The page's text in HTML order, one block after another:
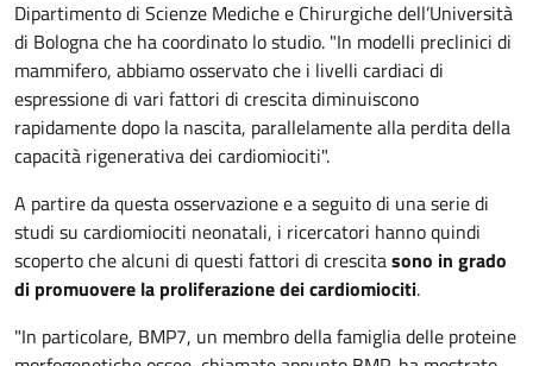
Dipartimento di Scienze Mediche e Chirurgiche dell’Università
di Bologna che ha coordinato lo studio. "In modelli preclinici di
mammifero, abbiamo osservato che i livelli cardiaci di
espressione di vari fattori di crescita diminuiscono
rapidamente dopo la nascita, parallelamente alla perdita della
capacità rigenerativa dei cardiomiociti".
A partire da questa osservazione e a seguito di una serie di
studi su cardiomiociti neonatali, i ricercatori hanno quindi
scoperto che alcuni di questi fattori di crescitasono in grado
di promuovere la proliferazione dei cardiomiociti.
"In particolare, BMP7, un membro della famiglia delle proteine